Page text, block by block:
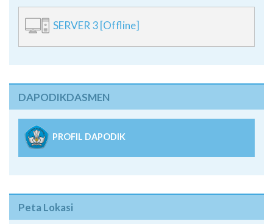
SERVER 3 [Offline]
DAPODIKDASMEN
PROFIL DAPODIK
Peta Lokasi